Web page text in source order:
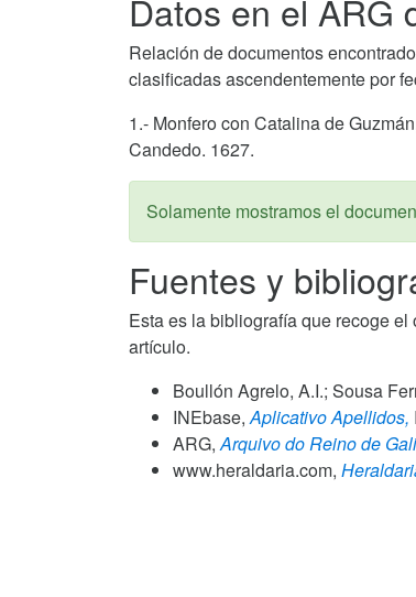
Datos en el ARG
Relación de documentos
clasificadas ascendentemente por
1.- Monfero con Catalina de
Candedo. 1627.
Solamente mostramos el
Fuentes y
Esta es la bibliografía que recoge
artículo.
Boullón Agrelo, A.I.; Sousa
INEbase,Aplicativo Apellidos,
ARG,Arquivo do Reino de
www.heraldaria.com,